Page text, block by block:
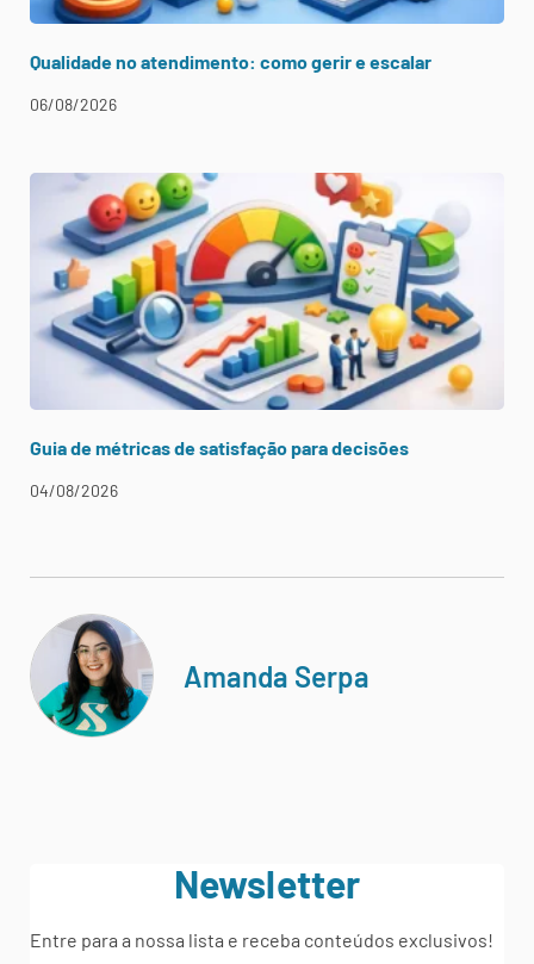
Qualidade no atendimento: como gerir e escalar
06/08/2026
Guia de métricas de satisfação para decisões
04/08/2026
Amanda Serpa
Newsletter
Entre para a nossa lista e receba conteúdos exclusivos!